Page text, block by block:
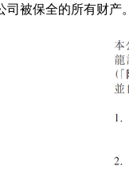
被保全的所有财产。